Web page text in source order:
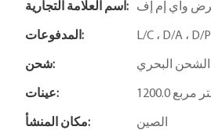
اسم العلامة التجارية: واي إم إف
المدفوعات:
شحن: البحري
عينات:
مكان المنشأ: الصين